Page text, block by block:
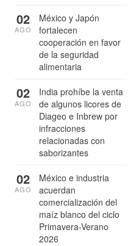
México y Japón
fortalecen
cooperación en favor
de la seguridad
alimentaria
02
AGO
India prohíbe la venta
de algunos licores de
Diageo e Inbrew por
infracciones
relacionadas con
saborizantes
02
AGO
México e industria
acuerdan
comercialización del
maíz blanco del ciclo
Primavera-Verano
2026
02
AGO